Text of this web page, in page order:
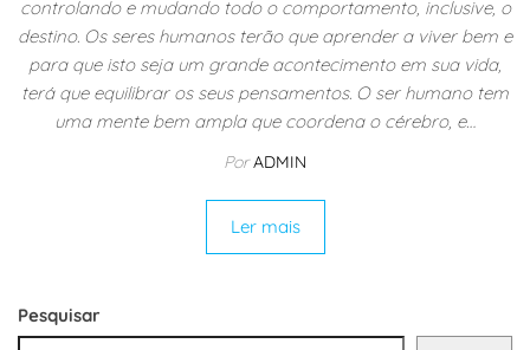
controlando e mudando todo o comportamento, inclusive, o
destino. Os seres humanos terão que aprender a viver bem e
para que isto seja um grande acontecimento em sua vida,
terá que equilibrar os seus pensamentos. O ser humano tem
uma mente bem ampla que coordena o cérebro, e…
Por ADMIN
Ler mais
Pesquisar